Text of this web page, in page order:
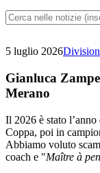
5 luglio 2026
Gianluca
Merano
Il 2026 è stato
Coppa, poi in
Abbiamo voluto
coach e "Maître à